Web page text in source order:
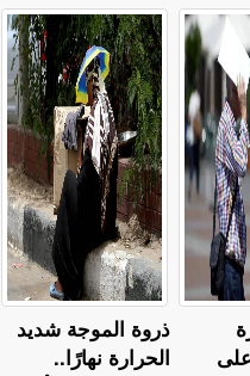
ذروة الموجة شديد
الحرارة نهارًا..